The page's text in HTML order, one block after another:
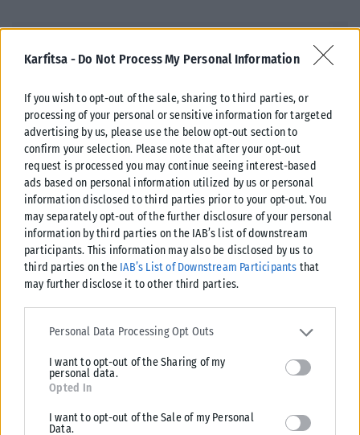
Karfitsa - Do Not Process My Personal Information
If you wish to opt-out of the sale, sharing to third parties, or
processing of your personal or sensitive information for targeted
advertising by us, please use the below opt-out section to
confirm your selection. Please note that after your opt-out
request is processed you may continue seeing interest-based
ads based on personal information utilized by us or personal
information disclosed to third parties prior to your opt-out. You
may separately opt-out of the further disclosure of your personal
information by third parties on the IAB’s list of downstream
participants. This information may also be disclosed by us to
third parties on the IAB’s List of Downstream Participants that
may further disclose it to other third parties.
Please note that this website/app uses one or more Google
services and may gather and store information including but not
deny consent to Google and its third-party tags to use your data
for below specified purposes in below Google consent section.
Personal Data Processing Opt Outs
I want to opt-out of the Sharing of my
personal data.
Opted In
I want to opt-out of the Sale of my Personal
Data.
ΔΙΕΘΝΉ
Βουλγαρία: Drone εξερράγη κοντά σε αγωγό φυσικού αερίου
επανδρωμένου αεροσκάφους κοντά στα σύνορα με τη Ρουμανία και
ΑΝΑΡΤΉΘΗΚΕ ΑΠΌΔΉΜΗΤΡΑ ΚΑΤΡΑΜΆΔΟΥ